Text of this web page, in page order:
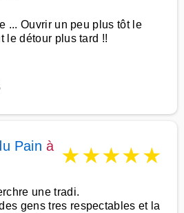
... Ouvrir un peu plus tôt le
le détour plus tard !!
Pain à ★★★★★
une tradi.
gens tres respectables et la